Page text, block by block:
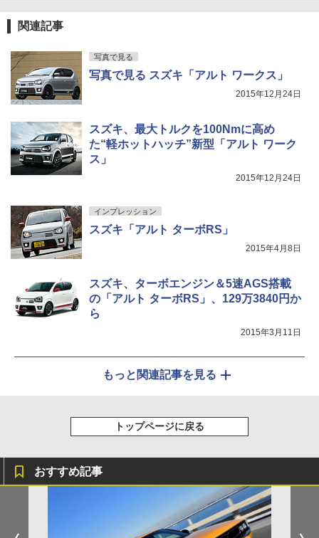
関連記事
写真で見る
写真で見る スズキ「アルト ワークス」
2015年12月24日
スズキ、最大トルクを100Nmに高め
た“軽ホットハッチ”新型「アルト ワーク
ス」
2015年12月24日
インプレッション
スズキ「アルト ターボRS」
2015年4月8日
スズキ、ターボエンジン＆5速AGS搭載
の「アルト ターボRS」、129万3840円か
ら
2015年3月11日
もっと関連記事を見る
トップページに戻る
おすすめ記事